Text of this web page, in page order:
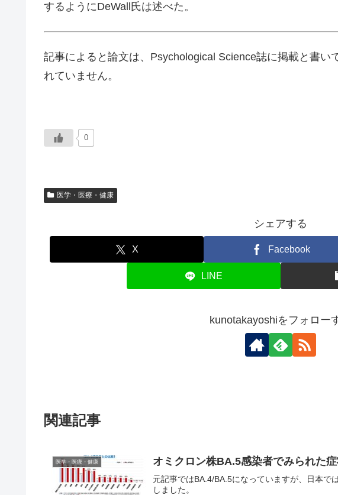
するようにDeWall氏は述べた。
記事によると論文は、Psychological Science誌に掲載と書い
れていません。
0
医学・医療・健康
シェアする
X Facebook
LINE
kunotakayoshiをフォロー
関連記事
医学・医療・健康 オミクロン株BA.5感染者でみられた
元記事ではBA.4/BA.5になっていますが、日本で
しました。